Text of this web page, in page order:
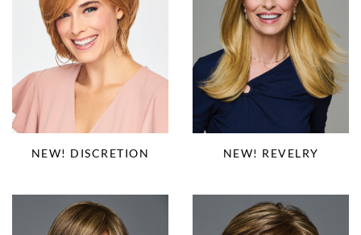
NEW! DISCRETION NEW! REVELRY